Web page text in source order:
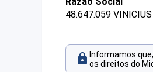
48.647.059
Informamos
os direitos do